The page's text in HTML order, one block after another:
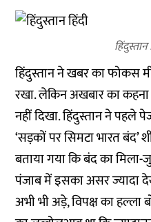
हिंदुस्तान
हिंदुस्तान ने खबर का फोकस
रखा. लेकिन अखबार का
नहीं दिखा. हिंदुस्तान ने
‘सड़कों पर सिमटा भारत बंद’
बताया गया कि बंद का
पंजाब में इसका असर ज्यादा
अभी भी अड़े, विपक्ष का